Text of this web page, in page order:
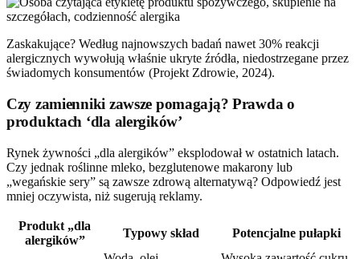
Zaskakujące? Według najnowszych badań nawet 30% reakcji
alergicznych wywołują właśnie ukryte źródła, niedostrzegane przez
świadomych konsumentów (Projekt Zdrowie, 2024).
Czy zamienniki zawsze pomagają? Prawda o
produktach ‘dla alergików’
Rynek żywności „dla alergików” eksplodował w ostatnich latach.
Czy jednak roślinne mleko, bezglutenowe makarony lub
„wegańskie sery” są zawsze zdrową alternatywą? Odpowiedź jest
mniej oczywista, niż sugerują reklamy.
Produkt „dla
alergików”
Typowy skład Potencjalne pułapki